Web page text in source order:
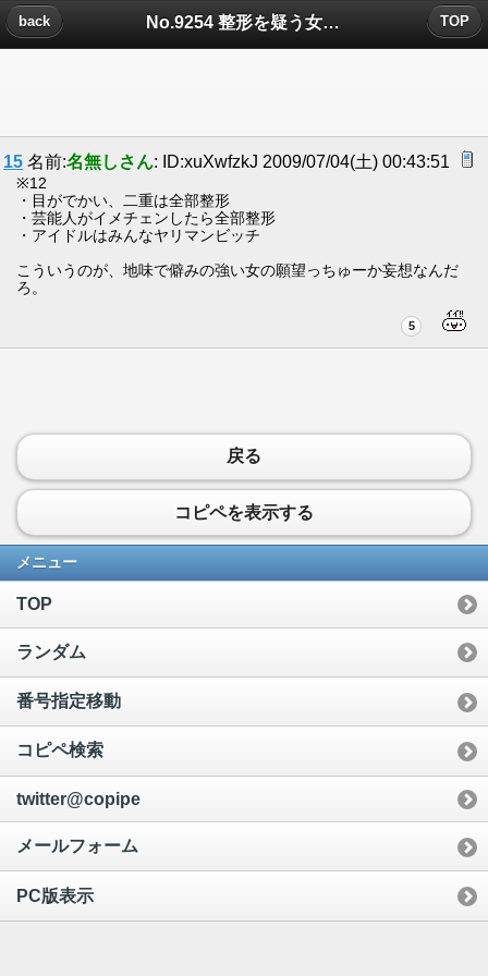
No.9254 整形を疑う女の怖さについたコメント
back TOP
15 名前:名無しさん: ID:xuXwfzkJ 2009/07/04(土) 00:43:51
※12
・目がでかい、二重は全部整形
・芸能人がイメチェンしたら全部整形
・アイドルはみんなヤリマンビッチ
こういうのが、地味で僻みの強い女の願望っちゅーか妄想なんだ
ろ。
5
戻る
コピペを表示する
メニュー
TOP
ランダム
番号指定移動
コピペ検索
twitter@copipe
メールフォーム
PC版表示